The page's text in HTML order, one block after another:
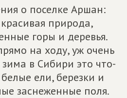
о поселке Аршан:
природа,
горы и деревья.
на ходу, уж очень
в Сибири это что-
ели, березки и
заснеженные поля.